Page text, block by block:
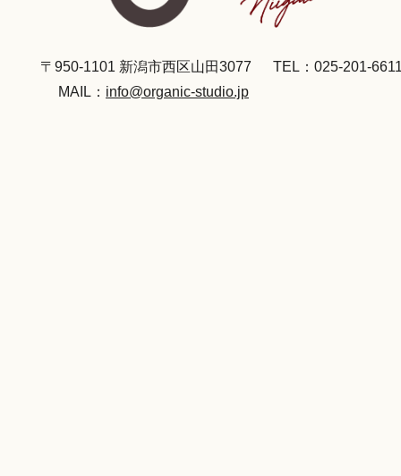
〒950-1101 新潟市西区山田3077
TEL：025-201-
MAIL： info@organic-studio.jp